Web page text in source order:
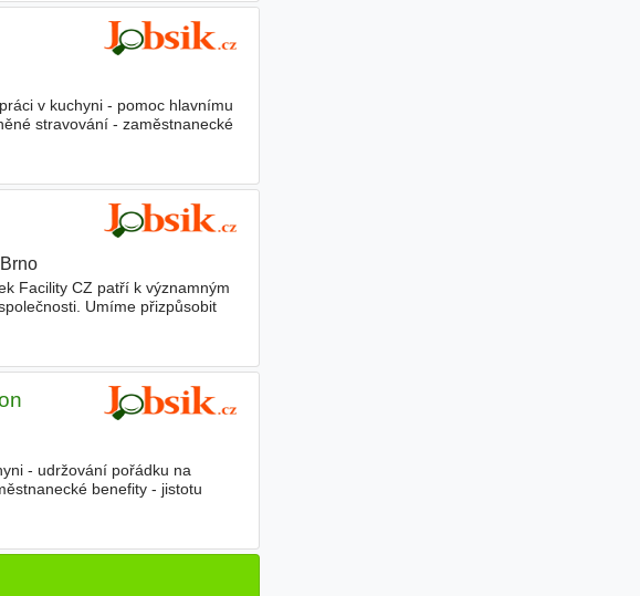
v kuchyni - pomoc hlavnímu
stravování - zaměstnanecké
Facility CZ patří k významným
Umíme přizpůsobit
- udržování pořádku na
benefity - jistotu